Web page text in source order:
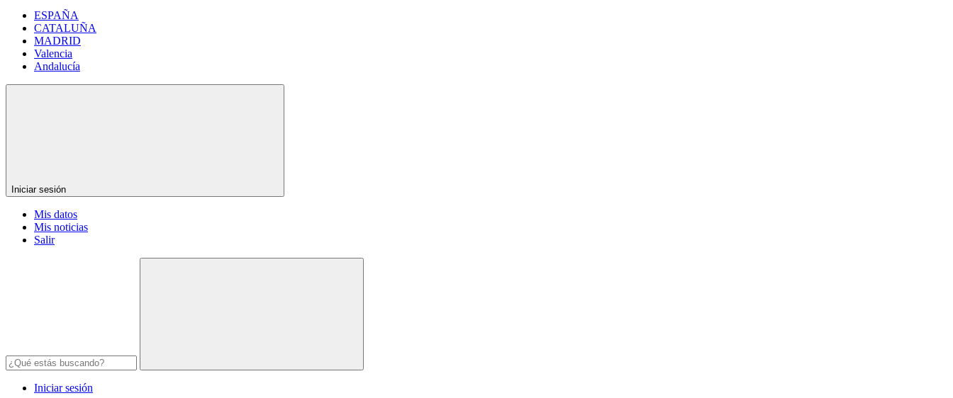
ESPAÑA
CATALUÑA
MADRID
Valencia
Andalucía
Iniciar sesión
Mis datos
Mis noticias
Salir
Iniciar sesión